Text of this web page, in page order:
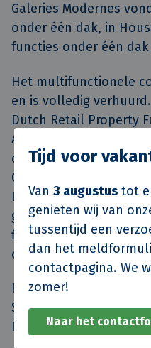
Tijd voor
Van 3 augustus tot
genieten wij van
tussentijd een
dan het
contactpagina. We
zomer!
Naar het
Galeries Modernes
onder één dak, in
functies onder één
Het multifunctionele
en is volledig
Dutch Retail Property
Achmea de afgelopen
contracten af met
Geldmaat, Boules Bites
Daarnaast huurt de
grootste deel van de
fietsenstalling. Deze
officieel geopend.
House Modernes is
Syntrus Achmea Real
NEOO naar een